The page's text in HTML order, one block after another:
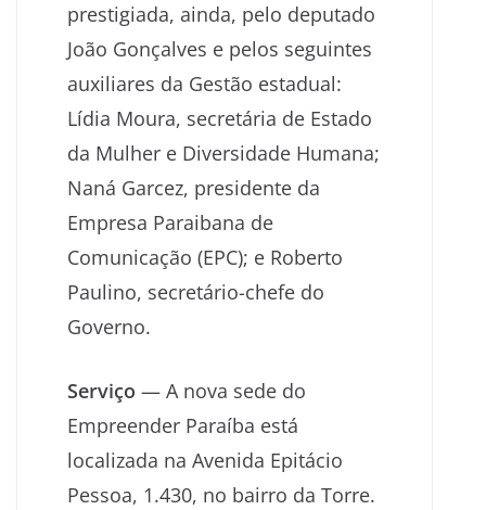
prestigiada, ainda, pelo deputado
João Gonçalves e pelos seguintes
auxiliares da Gestão estadual:
Lídia Moura, secretária de Estado
da Mulher e Diversidade Humana;
Naná Garcez, presidente da
Empresa Paraibana de
Comunicação (EPC); e Roberto
Paulino, secretário-chefe do
Governo.
Serviço — A nova sede do
Empreender Paraíba está
localizada na Avenida Epitácio
Pessoa, 1.430, no bairro da Torre.